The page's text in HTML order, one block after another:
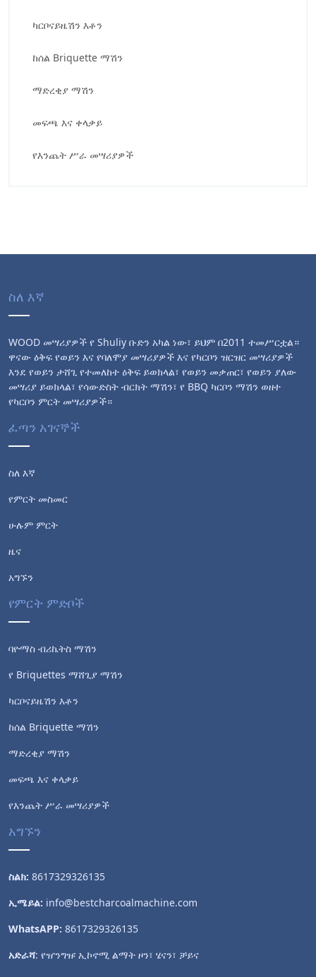
ካርቦናይዜሽን እቶን
ከሰል Briquette ማሽን
ማድረቂያ ማሽን
መፍጫ እና ቀላቃይ
የእንጨት ሥራ መሣሪያዎች
ስለ እኛ
WOOD መሣሪያዎች የ Shuliy ቡድን አካል ነው፣ ይህም በ2011 ተመሥርቷል።
ዋናው ዕቅፍ የወይን እና የባለሞያ መሣሪያዎች እና የካርቦን ዝርዝር መሣሪያዎች
እንደ የወይን ታሸጊ የተመለከተ ዕቅፍ ይወክላል፣ የወይን መቃጠር፣ የወይን ያለው
መሣሪያ ይወክላል፣ የሳውድስት ብርክት ማሽን፣ የ BBQ ካርቦን ማሽን ወዘተ
የካርቦን ምርት መሣሪያዎች።
ፈጣን አገናኞች
ስለ እኛ
የምርት መስመር
ሁሉም ምርት
ዜና
አግኙን
የምርት ምድቦች
ባዮማስ ብሪኬትስ ማሽን
የ Briquettes ማሸጊያ ማሽን
ካርቦናይዜሽን እቶን
ከሰል Briquette ማሽን
ማድረቂያ ማሽን
መፍጫ እና ቀላቃይ
የእንጨት ሥራ መሣሪያዎች
አግኙን
ስልክ: 8617329326135
ኢሜይል: info@bestcharcoalmachine.com
WhatsAPP: 8617329326135
አድራሻ: የዠንግዡ ኢኮኖሚ ልማት ዞን፣ ሄናን፣ ቻይና